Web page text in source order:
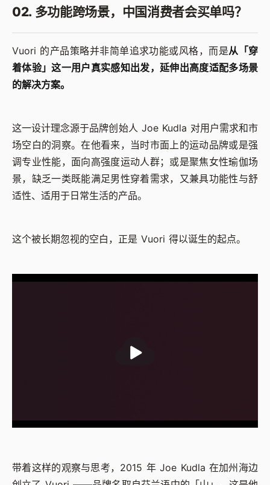
02. 多功能跨场景，中国消费者会买单吗？
Vuori 的产品策略并非简单追求功能或风格，而是从「穿
着体验」这一用户真实感知出发，延伸出高度适配多场景
的解决方案。
这一设计理念源于品牌创始人 Joe Kudla 对用户需求和市
场空白的洞察。在他看来，当时市面上的运动品牌或是强
调专业性能，面向高强度运动人群；或是聚焦女性瑜伽场
景，缺乏一类既能满足男性穿着需求，又兼具功能性与舒
适性、适用于日常生活的产品。
这个被长期忽视的空白，正是 Vuori 得以诞生的起点。
带着这样的观察与思考，2015 年 Joe Kudla 在加州海边